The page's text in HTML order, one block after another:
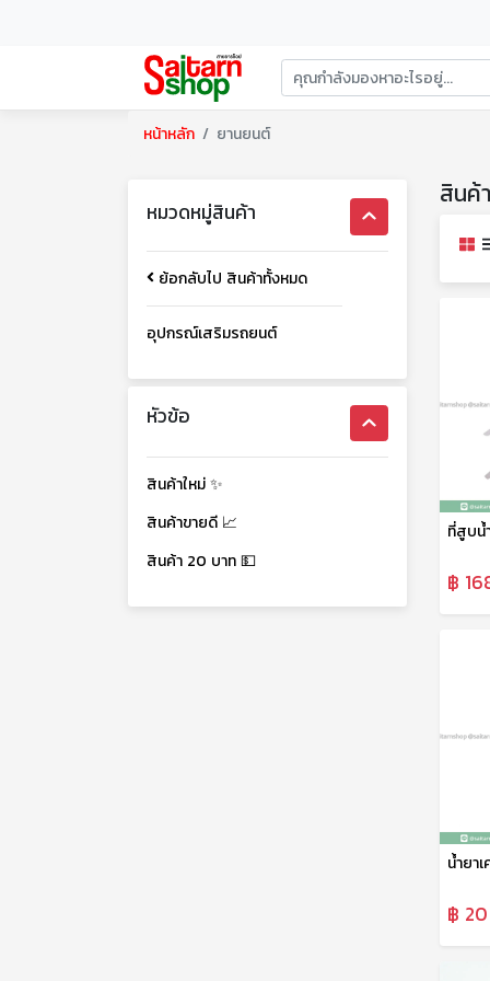
หน้าหลัก ยานยนต์
หมวดหมู่สินค้า
ย้อกลับไป สินค้าทั้งหมด
อุปกรณ์เสริมรถยนต์
หัวข้อ
สินค้าใหม่ ✨
สินค้าขายดี 📈
สินค้า 20 บาท 💵
สินค้
฿
฿